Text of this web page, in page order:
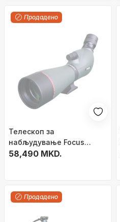
Продадено
Телескоп за
набљудување Focus
Viewmaster 20–60x80,
58,490 MKD.
Продадено